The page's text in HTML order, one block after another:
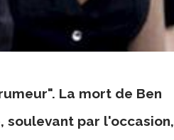
La mort de Ben
soulevant par l'occasion,